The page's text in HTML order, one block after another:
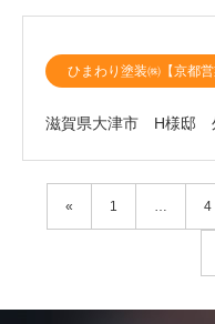
ひまわり塗装㈱【京都
滋賀県大津市 H様邸
« 1 … 4